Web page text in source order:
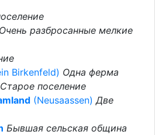
Очень разбросанные мелкие
Birkenfeld) Одна ферма
Старое поселение
(Neusaassen)Две
Бывшая сельская община